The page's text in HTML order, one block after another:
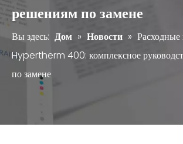
решениям по замене
Вы здесь: Дом » Новости »
Hypertherm 400: комплексное
по замене